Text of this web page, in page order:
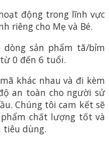
động trong lĩnh vực
riêng cho Mẹ và Bé.
dòng sản phẩm tã/bỉm
0 đến 6 tuổi.
khác nhau và đi kèm
an toàn cho người sử
Chúng tôi cam kết sẽ
chất lượng tốt và
tiêu dùng.